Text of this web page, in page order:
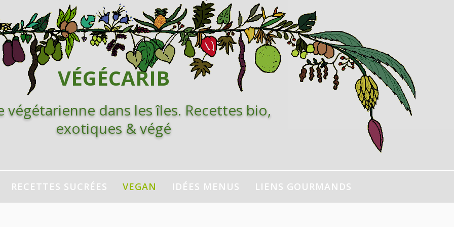
VÉGÉCARIB
végétarienne dans les îles. Recettes bio,
exotiques & végé
RECETTES SUCRÉES VEGAN IDÉES MENUS LIENS GOURMANDS